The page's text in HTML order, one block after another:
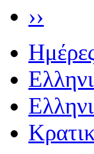
››